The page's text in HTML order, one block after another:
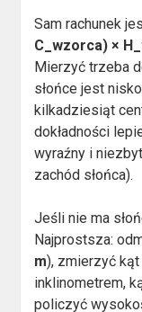
Sam rachunek
C_wzorca) ×
Mierzyć trzeba
słońce jest
kilkadziesiąt
dokładności
wyraźny i
zachód słońca).
Jeśli nie ma
Najprostsza:
m), zmierzyć kąt
inklinometrem,
policzyć